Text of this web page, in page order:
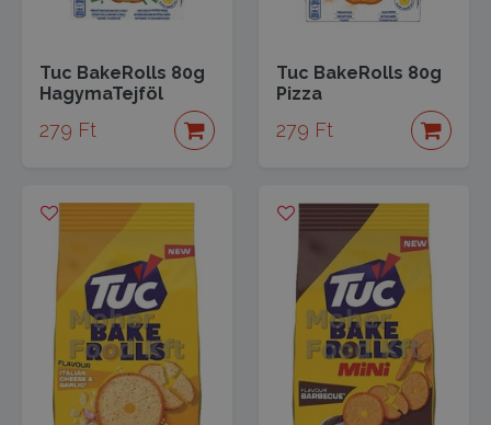
Tuc BakeRolls 80g
HagymaTejföl
279 Ft
Tuc BakeRolls 80g
Pizza
279 Ft